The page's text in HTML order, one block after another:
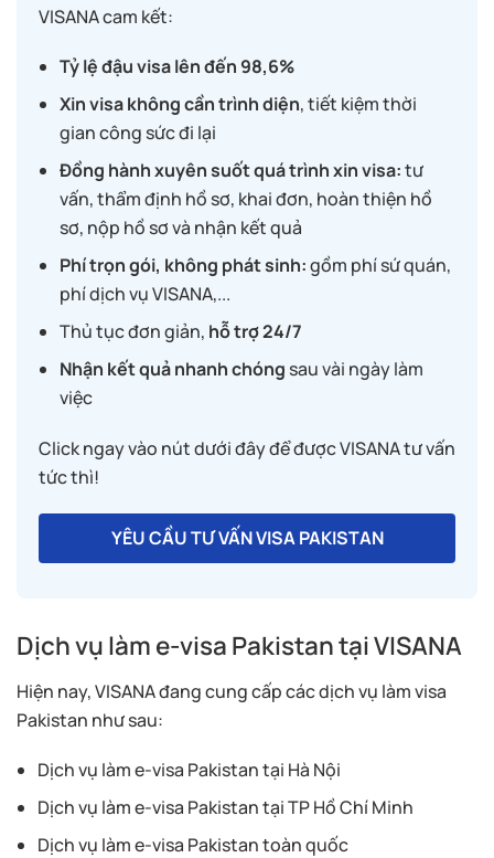
VISANA cam kết:
Tỷ lệ đậu visa lên đến 98,6%
Xin visa không cần trình diện, tiết kiệm thời
gian công sức đi lại
Đồng hành xuyên suốt quá trình xin visa:tư
vấn, thẩm định hồ sơ, khai đơn, hoàn thiện hồ
sơ, nộp hồ sơ và nhận kết quả
Phí trọn gói, không phát sinh:gồm phí sứ quán,
phí dịch vụ VISANA,...
Thủ tục đơn giản, hỗ trợ 24/7
Nhận kết quả nhanh chóng sau vài ngày làm
việc
Click ngay vào nút dưới đây để được VISANA tư vấn
tức thì!
YÊU CẦU TƯ VẤN VISA PAKISTAN
Dịch vụ làm e-visa Pakistan tại VISANA
Hiện nay, VISANA đang cung cấp các dịch vụ làm visa
Pakistan như sau:
Dịch vụ làm e-visa Pakistan tại Hà Nội
Dịch vụ làm e-visa Pakistan tại TP Hồ Chí Minh
Dịch vụ làm e-visa Pakistan toàn quốc